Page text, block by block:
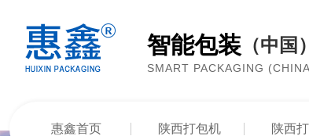
智能包装 （中国）
SMART PACKAGING
惠鑫首页 陕西打包机 陕西